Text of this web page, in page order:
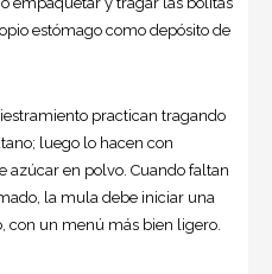
estómago como depósito de
practican tragando
luego lo hacen con
azúcar en polvo. Cuando faltan
la mula debe iniciar una
con un menú más bien ligero.